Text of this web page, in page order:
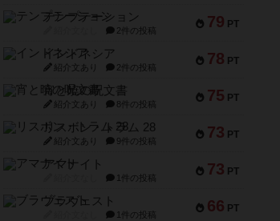
79 PT
テンプテーション
2件の投稿
78 PT
インドネシア
紹介文あり 2件の投稿
75 PT
宵と暁の呪文書
紹介文あり 8件の投稿
73 PT
リスボン・トラム 28
紹介文あり 9件の投稿
73 PT
アマナイト
1件の投稿
66 PT
ブラヴェスト
1件の投稿